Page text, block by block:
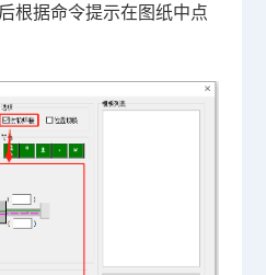
根据命令提示在图纸中点